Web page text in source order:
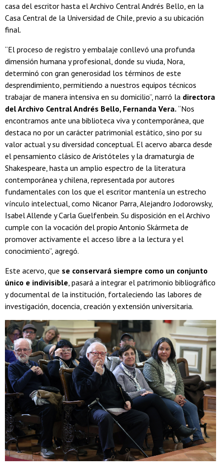
casa del escritor hasta el Archivo Central Andrés Bello, en la
Casa Central de la Universidad de Chile, previo a su ubicación
final.
“El proceso de registro y embalaje conllevó una profunda
dimensión humana y profesional, donde su viuda, Nora,
determinó con gran generosidad los términos de este
desprendimiento, permitiendo a nuestros equipos técnicos
trabajar de manera intensiva en su domicilio”, narró la directora
del Archivo Central Andrés Bello, Fernanda Vera. “Nos
encontramos ante una biblioteca viva y contemporánea, que
destaca no por un carácter patrimonial estático, sino por su
valor actual y su diversidad conceptual. El acervo abarca desde
el pensamiento clásico de Aristóteles y la dramaturgia de
Shakespeare, hasta un amplio espectro de la literatura
contemporánea y chilena, representada por autores
fundamentales con los que el escritor mantenía un estrecho
vínculo intelectual, como Nicanor Parra, Alejandro Jodorowsky,
Isabel Allende y Carla Guelfenbein. Su disposición en el Archivo
cumple con la vocación del propio Antonio Skármeta de
promover activamente el acceso libre a la lectura y el
conocimiento”, agregó.
Este acervo, que se conservará siempre como un conjunto
único e indivisible, pasará a integrar el patrimonio bibliográfico
y documental de la institución, fortaleciendo las labores de
investigación, docencia, creación y extensión universitaria.